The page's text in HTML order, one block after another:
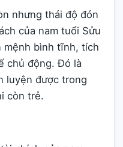
nhưng thái độ đón
của nam tuổi Sửu
mệnh bình tĩnh, tích
chủ động. Đó là
luyện được trong
còn trẻ.